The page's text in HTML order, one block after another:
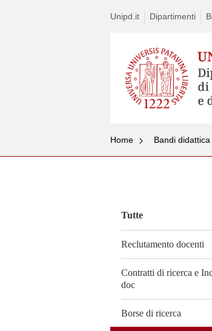
Unipd.it Dipartimenti
Home Bandi didattica
Tutte
Reclutamento docenti
Contratti di ricerca e
doc
Borse di ricerca